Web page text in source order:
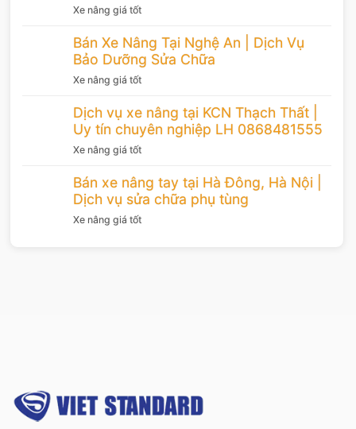
Xe nâng giá tốt
Bán Xe Nâng Tại Nghệ An | Dịch Vụ
Bảo Dưỡng Sửa Chữa
Xe nâng giá tốt
Dịch vụ xe nâng tại KCN Thạch Thất |
Uy tín chuyên nghiệp LH 0868481555
Xe nâng giá tốt
Bán xe nâng tay tại Hà Đông, Hà Nội |
Dịch vụ sửa chữa phụ tùng
Xe nâng giá tốt